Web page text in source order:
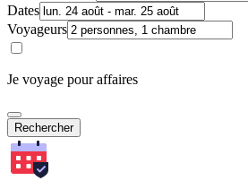
Dates
Voyageurs
Je voyage pour affaires
Rechercher